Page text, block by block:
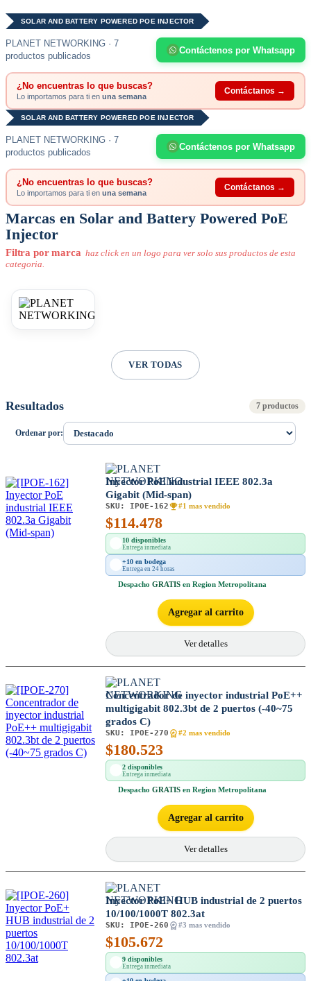
SOLAR AND BATTERY POWERED POE INJECTOR
PLANET NETWORKING · 7
productos publicados
Contáctenos por Whatsapp
¿No encuentras lo que buscas?
Lo importamos para ti en una semana
Contáctanos →
SOLAR AND BATTERY POWERED POE INJECTOR
PLANET NETWORKING · 7
productos publicados
Contáctenos por Whatsapp
¿No encuentras lo que buscas?
Lo importamos para ti en una semana
Contáctanos →
Marcas en Solar and Battery Powered PoE
Injector
Filtra por marca haz click en un logo para ver solo sus productos de esta
categoria.
VER TODAS
Resultados 7 productos
Ordenar por:
Inyector PoE industrial IEEE 802.3a
Gigabit (Mid-span)
SKU: IPOE-162 #1 mas vendido
$114.478
10 disponibles
Entrega inmediata
+10 en bodega
Entrega en 24 horas
Despacho GRATIS en Region Metropolitana
Agregar al carrito
Ver detalles
Concentrador de inyector industrial PoE++
multigigabit 802.3bt de 2 puertos (-40~75
grados C)
SKU: IPOE-270 #2 mas vendido
$180.523
2 disponibles
Entrega inmediata
Despacho GRATIS en Region Metropolitana
Agregar al carrito
Ver detalles
Inyector PoE+ HUB industrial de 2 puertos
10/100/1000T 802.3at
SKU: IPOE-260 #3 mas vendido
$105.672
9 disponibles
Entrega inmediata